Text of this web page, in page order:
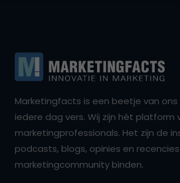
Marketingfacts is een beetje van ons
iedere dag vers. Wij zijn hét platform
marketingprofessionals. Het zijn de
podcasts, blogs, opinies en
marketingcommunity binden.